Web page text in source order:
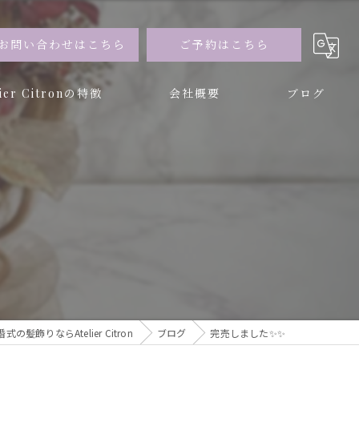
問い合わせはこちら ご予約はこちら
Citronの特徴
ドフラワー
会社概要 ブログ
式の髪飾りならAtelier Citron ブログ 完売しました✨️✨️